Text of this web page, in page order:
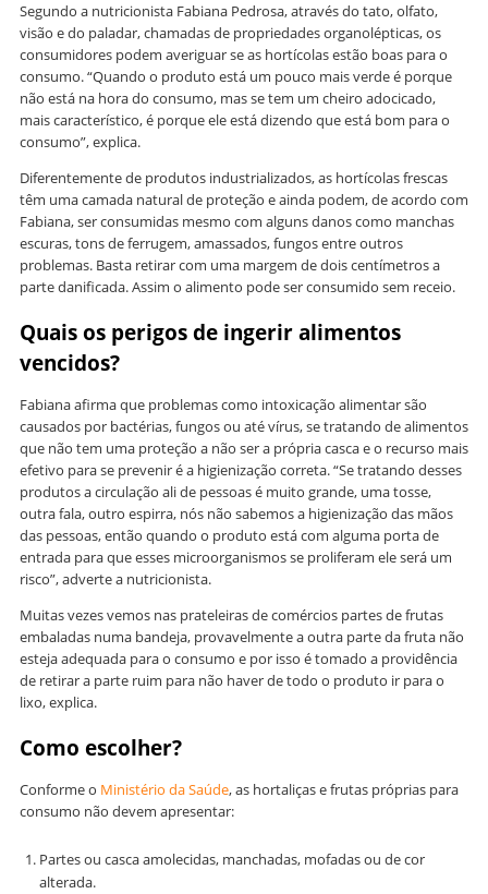
Segundo a nutricionista Fabiana Pedrosa, através do tato, olfato,
visão e do paladar, chamadas de propriedades organolépticas, os
consumidores podem averiguar se as hortícolas estão boas para o
consumo. “Quando o produto está um pouco mais verde é porque
não está na hora do consumo, mas se tem um cheiro adocicado,
mais característico, é porque ele está dizendo que está bom para o
consumo”, explica.
Diferentemente de produtos industrializados, as hortícolas frescas
têm uma camada natural de proteção e ainda podem, de acordo com
Fabiana, ser consumidas mesmo com alguns danos como manchas
escuras, tons de ferrugem, amassados, fungos entre outros
problemas. Basta retirar com uma margem de dois centímetros a
parte danificada. Assim o alimento pode ser consumido sem receio.
Quais os perigos de ingerir alimentos
vencidos?
Fabiana afirma que problemas como intoxicação alimentar são
causados por bactérias, fungos ou até vírus, se tratando de alimentos
que não tem uma proteção a não ser a própria casca e o recurso mais
efetivo para se prevenir é a higienização correta. “Se tratando desses
produtos a circulação ali de pessoas é muito grande, uma tosse,
outra fala, outro espirra, nós não sabemos a higienização das mãos
das pessoas, então quando o produto está com alguma porta de
entrada para que esses microorganismos se proliferam ele será um
risco”, adverte a nutricionista.
Muitas vezes vemos nas prateleiras de comércios partes de frutas
embaladas numa bandeja, provavelmente a outra parte da fruta não
esteja adequada para o consumo e por isso é tomado a providência
de retirar a parte ruim para não haver de todo o produto ir para o
lixo, explica.
Como escolher?
Conforme o Ministério da Saúde, as hortaliças e frutas próprias para
consumo não devem apresentar:
Partes ou casca amolecidas, manchadas, mofadas ou de cor
alterada.